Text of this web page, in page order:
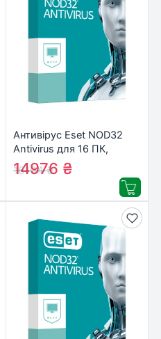
Антивірус Eset NOD32
Antivirus для 16 ПК,
лицензия на 2year
(16_16_2)
16104₴
14976 ₴